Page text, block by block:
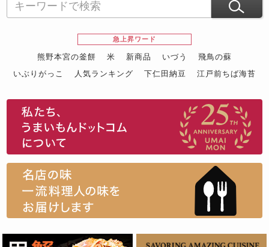
急上昇ワード
熊野本宮の釜餅 米 新商品 いづう
飛鳥の蘇
いぶりがっこ
人気ランキング 下仁田納豆
江戸前ちば海苔